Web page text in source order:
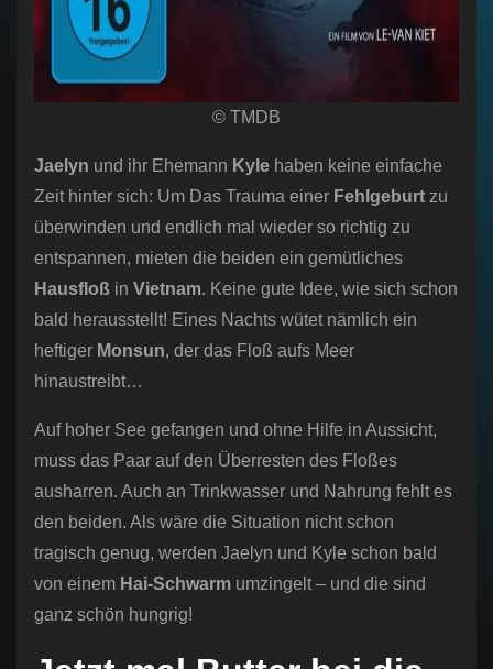
© TMDB
Jaelyn und ihr Ehemann Kyle haben keine einfache
Zeit hinter sich: Um Das Trauma einer Fehlgeburt zu
überwinden und endlich mal wieder so richtig zu
entspannen, mieten die beiden ein gemütliches
Hausfloß in Vietnam. Keine gute Idee, wie sich schon
bald herausstellt! Eines Nachts wütet nämlich ein
heftiger Monsun, der das Floß aufs Meer
hinaustreibt…
Auf hoher See gefangen und ohne Hilfe in Aussicht,
muss das Paar auf den Überresten des Floßes
ausharren. Auch an Trinkwasser und Nahrung fehlt es
den beiden. Als wäre die Situation nicht schon
tragisch genug, werden Jaelyn und Kyle schon bald
von einem Hai-Schwarm umzingelt – und die sind
ganz schön hungrig!